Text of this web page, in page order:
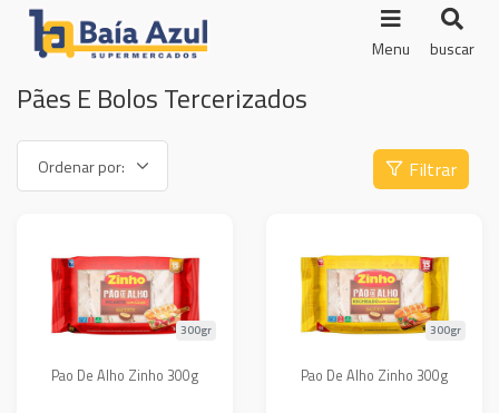
Menu buscar
Pães E Bolos Tercerizados
Filtrar
Pao De Alho Zinho 300g
300gr
Pao De Alho Zinho 300g
300gr